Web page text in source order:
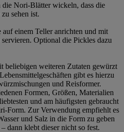
Nori-Blätter wickeln, dass die
sehen ist.
einem Teller anrichten und mit
Optional die Pickles dazu
beliebigen weiteren Zutaten gewürzt
gibt es hierzu
und Reisformer.
Formen, Größen, Materialien
und am häufigsten gebraucht
Form. Zur Verwendung empfiehlt es
und Salz in die Form zu geben
dann klebt dieser nicht so fest.